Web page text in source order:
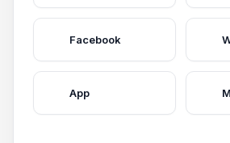
Facebook
App